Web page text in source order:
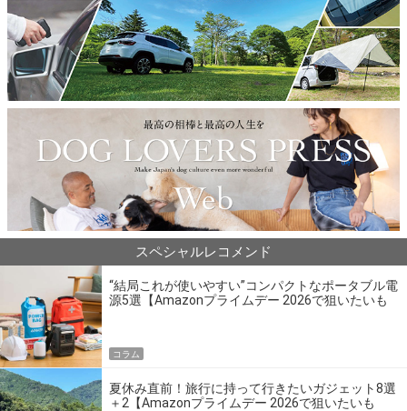
スペシャルレコメンド
“結局これが使いやすい”コンパクトなポータブル電
源5選【Amazonプライムデー 2026で狙いたいも
コラム
夏休み直前！旅行に持って行きたいガジェット8選
＋2【Amazonプライムデー 2026で狙いたいも